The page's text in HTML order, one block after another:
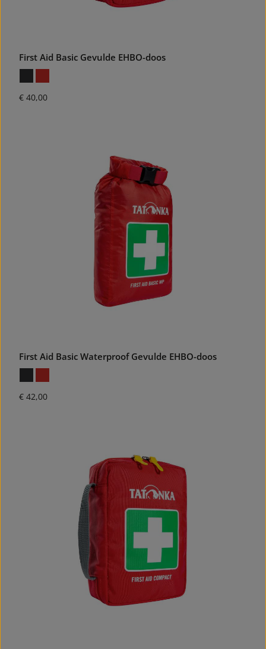
First Aid Basic Gevulde EHBO-doos
Normale prijs:
€ 40,00
First Aid Basic Waterproof Gevulde EHBO-doos
Normale prijs:
€ 42,00